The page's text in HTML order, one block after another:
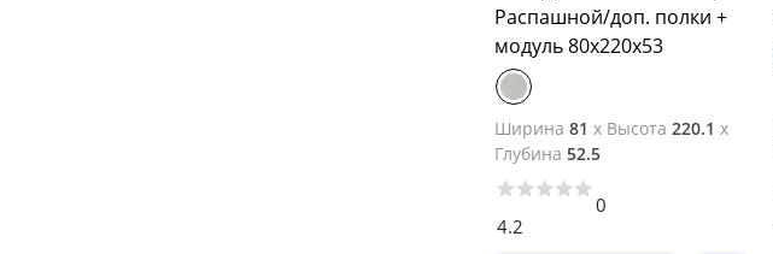
Распашной/доп. полки +
модуль 80х220х53
Ширина 81 x Высота 220.1 x
Глубина 52.5
4.2
0